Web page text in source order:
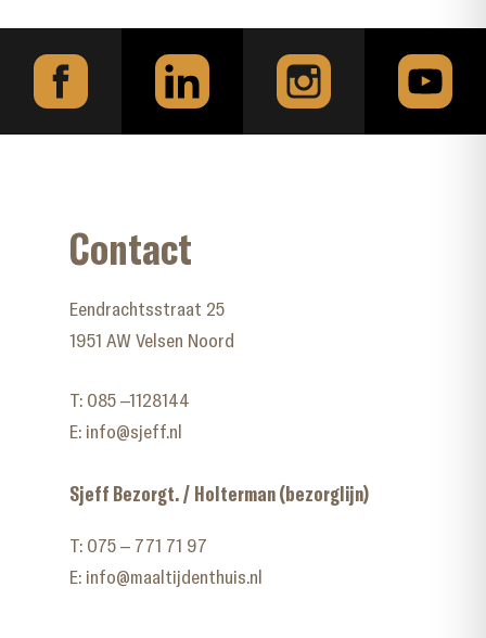
Contact
Eendrachtsstraat 25
1951 AW Velsen Noord
T: 085 –1128144
E: info@sjeff.nl
Sjeff Bezorgt. / Holterman (bezorglijn)
T: 075 – 771 71 97
E: info@maaltijdenthuis.nl